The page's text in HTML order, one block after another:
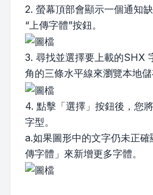
2. 螢幕頂部會顯示一個通知
“上傳字體”按鈕。
3. 尋找並選擇要上載的SHX
角的三條水平線來瀏覽本地儲
4. 點擊「選擇」按鈕後，您
字型。
a.如果圖形中的文字仍未正
傳字體」來新增更多字體。